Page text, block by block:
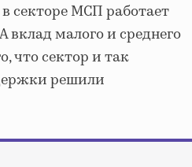
секторе МСП работает
малого и среднего
что сектор и так
решили